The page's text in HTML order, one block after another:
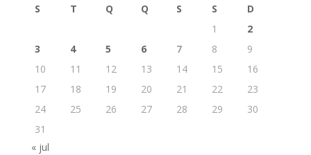
S T Q Q S S
D
1
2
3
4 5 6 7 8
9
10
11 12 13 14 15
16
17
18 19 20 21 22
23
24
25 26 27 28 29
30
31
« jul